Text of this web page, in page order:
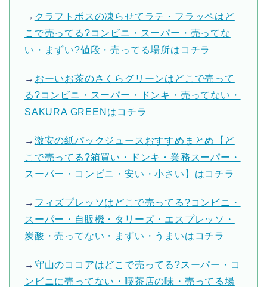
→ クラフトボスの凍らせてラテ・フラッペはど
こで売ってる?コンビニ・スーパー・売ってな
い・まずい?値段・売ってる場所はコチラ
→ おーいお茶のさくらグリーンはどこで売って
る?コンビニ・スーパー・ドンキ・売ってない・
SAKURA GREENはコチラ
→ 激安の紙パックジュースおすすめまとめ【ど
こで売ってる?箱買い・ドンキ・業務スーパー・
スーパー・コンビニ・安い・小さい】はコチラ
→ フィズプレッソはどこで売ってる?コンビニ・
スーパー・自販機・タリーズ・エスプレッソ・
炭酸・売ってない・まずい・うまいはコチラ
→ 守山のココアはどこで売ってる?スーパー・コ
ンビニに売ってない・喫茶店の味・売ってる場